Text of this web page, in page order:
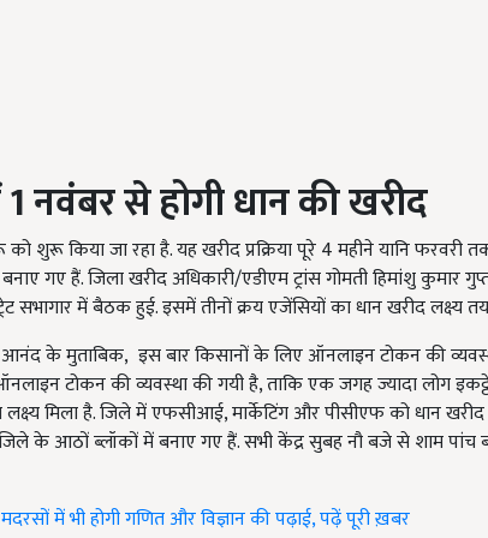
1नवंबर से होगी धान की खरीद
किया जा रहा है. यह खरीद प्रक्रिया पूरे 4 महीने यानि फरवरी
गए हैं. जिला खरीद अधिकारी/एडीएम ट्रांस गोमती हिमांशु कुमार
में बैठक हुई. इसमें तीनों क्रय एजेंसियों का धान खरीद लक्ष्य
आनंद के मुताबिक, इस बार किसानों के लिए ऑनलाइन टोकन की
टोकन की व्यवस्था की गयी है, ताकि एक जगह ज्यादा लोग
मिला है. जिले में एफसीआई, मार्केटिंग और पीसीएफ को धान
के आठों ब्लॉकों में बनाए गए हैं. सभी केंद्र सुबह नौ बजे से शाम
में भी होगी गणित और विज्ञान की पढ़ाई, पढ़ें पूरी ख़बर